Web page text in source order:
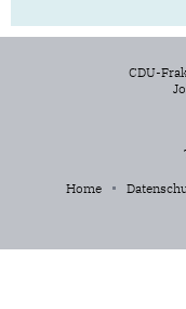
CDU-
Home